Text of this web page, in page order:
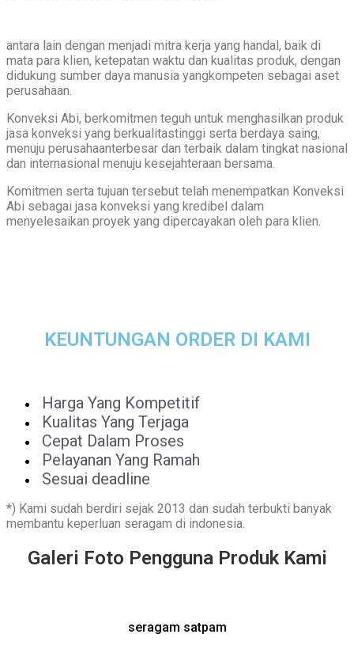
antara lain dengan menjadi mitra kerja yang handal, baik di
mata para klien, ketepatan waktu dan kualitas produk, dengan
didukung sumber daya manusia yangkompeten sebagai aset
perusahaan.
Konveksi Abi, berkomitmen teguh untuk menghasilkan produk
jasa konveksi yang berkualitastinggi serta berdaya saing,
menuju perusahaanterbesar dan terbaik dalam tingkat nasional
dan internasional menuju kesejahteraan bersama.
Komitmen serta tujuan tersebut telah menempatkan Konveksi
Abi sebagai jasa konveksi yang kredibel dalam
menyelesaikan proyek yang dipercayakan oleh para klien.
KEUNTUNGAN ORDER DI KAMI
Harga Yang Kompetitif
Kualitas Yang Terjaga
Cepat Dalam Proses
Pelayanan Yang Ramah
Sesuai deadline
*) Kami sudah berdiri sejak 2013 dan sudah terbukti banyak
membantu keperluan seragam di indonesia.
Galeri Foto Pengguna Produk Kami
seragam satpam